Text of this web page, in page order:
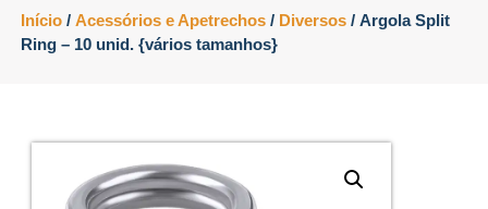
Início/ Acessórios e Apetrechos/ Diversos/ Argola Split
Ring – 10 unid. {vários tamanhos}